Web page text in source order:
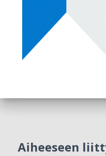
Aiheeseen